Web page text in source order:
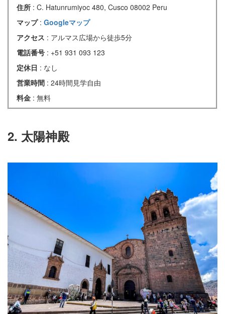
住所 : C. Hatunrumiyoc 480, Cusco 08002 Peru
マップ : Googleマップ
アクセス : アルマス広場から徒歩5分
電話番号 : +51 931 093 123
定休日 : なし
営業時間 : 24時間見学自由
料金 : 無料
2. 太陽神殿